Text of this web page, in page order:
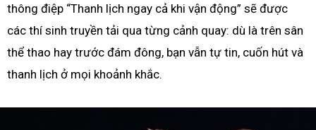
thông điệp “Thanh lịch ngay cả khi vận động” sẽ được
các thí sinh truyền tải qua từng cảnh quay: dù là trên sân
thể thao hay trước đám đông, bạn vẫn tự tin, cuốn hút và
thanh lịch ở mọi khoảnh khắc.